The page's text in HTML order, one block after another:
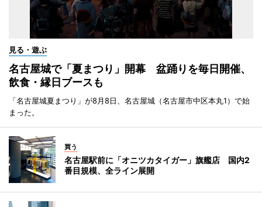
見る・遊ぶ
名古屋城で「夏まつり」開幕 盆踊りを毎日開催、
飲食・縁日ブースも
「名古屋城夏まつり」が8月8日、名古屋城（名古屋市中区本丸1）で始
まった。
買う
名古屋駅前に「オニツカタイガー」旗艦店 国内2
番目規模、全ライン展開